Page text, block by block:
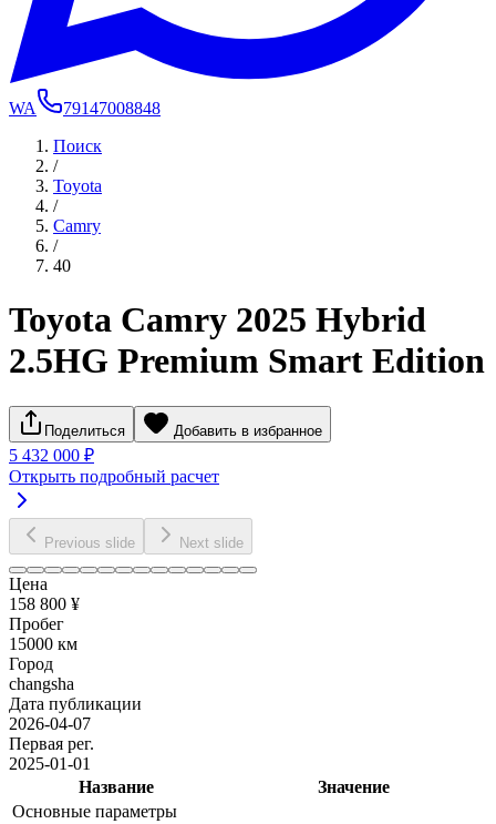
WA
79147008848
Поиск
/
Toyota
/
Camry
/
40
Toyota Camry 2025 Hybrid
2.5HG Premium Smart Edition
Поделиться Добавить в избранное
5 432 000 ₽
Открыть подробный расчет
Previous slide Next slide
Цена
158 800 ¥
Пробег
15000 км
Город
changsha
Дата публикации
2026-04-07
Первая рег.
2025-01-01
Название
Значение
Основные параметры